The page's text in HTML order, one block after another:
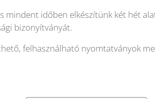
mindent időben elkészítünk két hét
bizonyítványát.
felhasználható nyomtatványok